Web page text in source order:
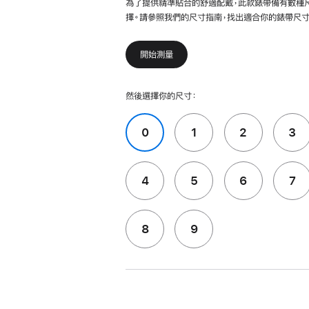
為了提供精準貼合的舒適配戴，此款錶帶備有數種
擇。請參照我們的尺寸指南，找出適合你的錶帶尺寸
開始測量
然後選擇你的尺寸：
0 1 2 3
4 5 6 7
8 9